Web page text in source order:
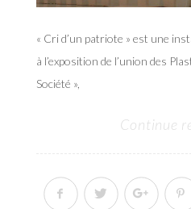
« Cri d’un patriote » est une
à l’exposition de l’union des
Société »,
Continue